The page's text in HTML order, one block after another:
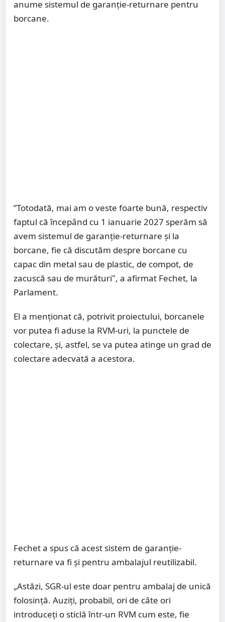
anume sistemul de garanție-returnare pentru
borcane.
”Totodată, mai am o veste foarte bună, respectiv
faptul că începând cu 1 ianuarie 2027 sperăm să
avem sistemul de garanţie-returnare şi la
borcane, fie că discutăm despre borcane cu
capac din metal sau de plastic, de compot, de
zacuscă sau de murături", a afirmat Fechet, la
Parlament.
El a menţionat că, potrivit proiectului, borcanele
vor putea fi aduse la RVM-uri, la punctele de
colectare, şi, astfel, se va putea atinge un grad de
colectare adecvată a acestora.
Fechet a spus că acest sistem de garanţie-
returnare va fi şi pentru ambalajul reutilizabil.
„Astăzi, SGR-ul este doar pentru ambalaj de unică
folosinţă. Auziţi, probabil, ori de câte ori
introduceţi o sticlă într-un RVM cum este, fie